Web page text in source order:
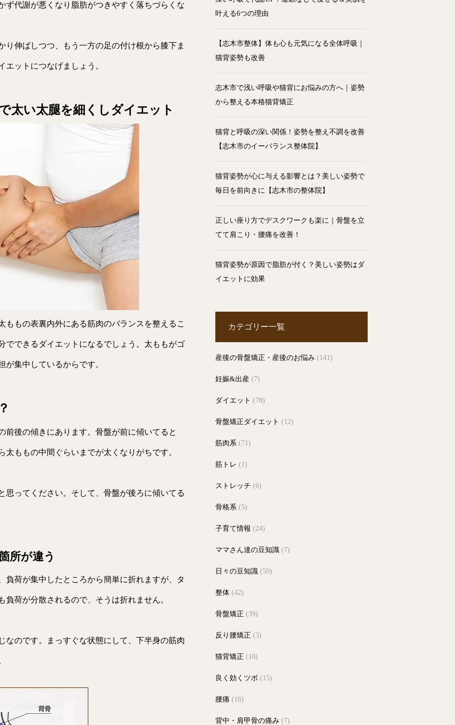
ず代謝が悪くなり脂肪がつきやすく落ちづらくな
り伸ばしつつ、もう一方の足の付け根から膝下ま
ットにつなげましょう。
太い太腿を細くしダイエット
ももの表裏内外にある筋肉のバランスを整えるこ
でできるダイエットになるでしょう。太ももがゴ
集中しているからです。
前後の傾きにあります。骨盤が前に傾いてると
ももの中間ぐらいまでが太くなりがちです。
思ってください。そして、骨盤が後ろに傾いてる
所が違う
負荷が集中したところから簡単に折れますが、タ
荷が分散されるので、そうは折れません。
なのです。まっすぐな状態にして、下半身の筋肉
叶える6つの理由
【志木市整体】体も心も元気になる全体呼吸｜
猫背姿勢も改善
志木市で浅い呼吸や猫背にお悩みの方へ｜姿勢
から整える本格猫背矯正
猫背と呼吸の深い関係！姿勢を整え不調を改善
【志木市のイーバランス整体院】
猫背姿勢が心に与える影響とは？美しい姿勢で
毎日を前向きに【志木市の整体院】
正しい座り方でデスクワークも楽に｜骨盤を立
てて肩こり・腰痛を改善！
猫背姿勢が原因で脂肪が付く？美しい姿勢はダ
イエットに効果
カテゴリー一覧
産後の骨盤矯正・産後のお悩み (141)
妊娠&出産 (7)
ダイエット (78)
骨盤矯正ダイエット (12)
筋肉系 (71)
筋トレ (1)
ストレッチ (6)
骨格系 (5)
子育て情報 (24)
ママさん達の豆知識 (7)
日々の豆知識 (50)
整体 (42)
骨盤矯正 (39)
反り腰矯正 (3)
猫背矯正 (10)
良く効くツボ (15)
腰痛 (16)
背中・肩甲骨の痛み (7)